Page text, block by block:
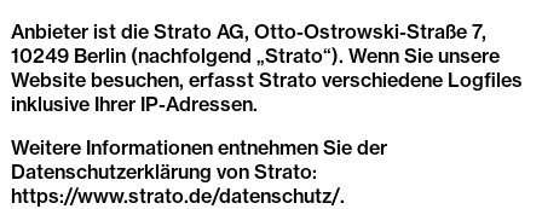
Anbieter ist die Strato AG, Otto-Ostrowski-Straße 7,
10249 Berlin (nachfolgend „Strato“). Wenn Sie unsere
Website besuchen, erfasst Strato verschiedene Logfiles
inklusive Ihrer IP-Adressen.
Weitere Informationen entnehmen Sie der
Datenschutzerklärung von Strato:
https://www.strato.de/datenschutz/.